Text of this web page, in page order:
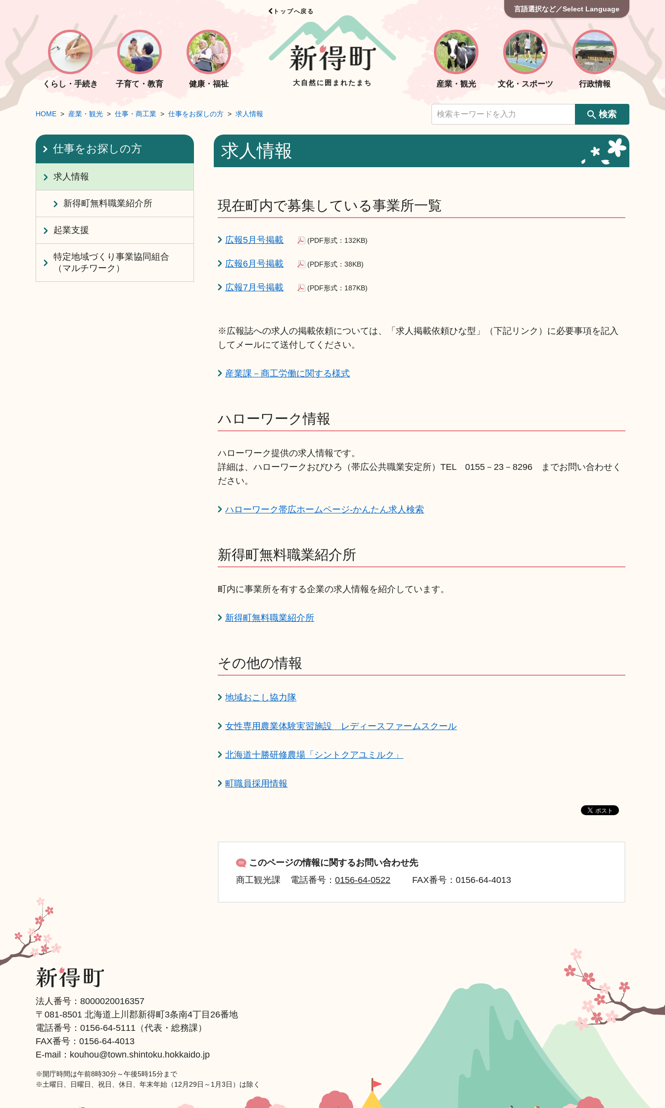
トップへ戻る
大自然に囲まれたまち
言語選択など／Select Language
くらし・手続き 子育て・教育 健康・福祉 産業・観光 文化・スポーツ 行政情報
HOME 産業・観光 仕事・商工業 仕事をお探しの方 求人情報 検索
求人情報
現在町内で募集している事業所一覧
広報5月号掲載 (PDF形式：132KB)
広報6月号掲載 (PDF形式：38KB)
広報7月号掲載 (PDF形式：187KB)
※広報誌への求人の掲載依頼については、「求人掲載依頼ひな型」（下記リンク）に必要事項を記入
してメールにて送付してください。
産業課－商工労働に関する様式
ハローワーク情報
ハローワーク提供の求人情報です。
詳細は、ハローワークおびひろ（帯広公共職業安定所）TEL 0155－23－8296 までお問い合わせく
ださい。
ハローワーク帯広ホームページ-かんたん求人検索
新得町無料職業紹介所
町内に事業所を有する企業の求人情報を紹介しています。
新得町無料職業紹介所
その他の情報
地域おこし協力隊
女性専用農業体験実習施設 レディースファームスクール
北海道十勝研修農場「シントクアユミルク」
町職員採用情報
このページの情報に関するお問い合わせ先
商工観光課
電話番号：0156-64-0522 FAX番号：0156-64-4013
仕事をお探しの方
求人情報
新得町無料職業紹介所
起業支援
特定地域づくり事業協同組合
（マルチワーク）
法人番号：8000020016357
〒081-8501 北海道上川郡新得町3条南4丁目26番地
電話番号： 0156-64-5111 （代表・総務課）
FAX番号：0156-64-4013
E-mail：kouhou@town.shintoku.hokkaido.jp
※開庁時間は午前8時30分～午後5時15分まで
※土曜日、日曜日、祝日、休日、年末年始（12月29日～1月3日）は除く